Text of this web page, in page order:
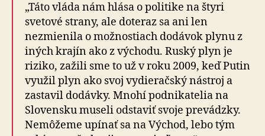
„Táto vláda nám hlása o politike na štyri
svetové strany, ale doteraz sa ani len
nezmienila o možnostiach do­dá­vok plynu z
iných krajín ako z východu. Ruský plyn je
riziko, zažili sme to už v roku 2009, keď Putin
využil plyn ako svoj vydieračský nástroj a
zastavil dodávky. Mnohí podnikatelia na
Slovensku museli odstaviť svoje prevádzky.
Nemôžeme upínať sa na Východ, lebo tým